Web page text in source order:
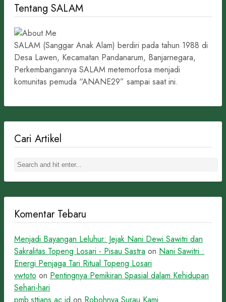
Tentang SALAM
SALAM (Sanggar Anak Alam) berdiri pada tahun 1988 di
Desa Lawen, Kecamatan Pandanarum, Banjarnegara,
Perkembangannya SALAM metemorfosa menjadi
komunitas pemuda “ANANE29” sampai saat ini.
Cari Artikel
Komentar Tebaru
Menjadi Bayangan Leluhur: Jejak Nani Dewi Sawitri dan
Sakralitas Topeng Losari - Pisau Sastra on Nani Sawitri :
Energi Penjaga Tari Ritual Topeng Losari
vwtoto on Pentingnya Pemikiran Spasial dalam Kehidupan
Sehari-hari